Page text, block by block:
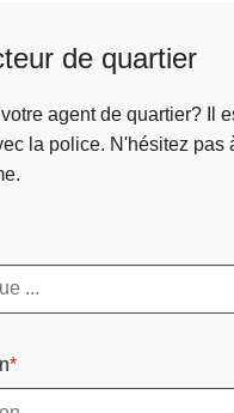
de quartier
agent de quartier? Il
la police. N'hésitez pas